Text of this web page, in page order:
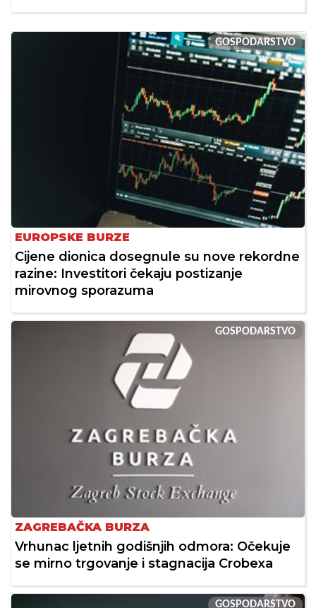
GOSPODARSTVO
EUROPSKE BURZE
Cijene dionica dosegnule su nove rekordne
razine: Investitori čekaju postizanje
mirovnog sporazuma
GOSPODARSTVO
ZAGREBAČKA BURZA
Vrhunac ljetnih godišnjih odmora: Očekuje
se mirno trgovanje i stagnacija Crobexa
GOSPODARSTVO